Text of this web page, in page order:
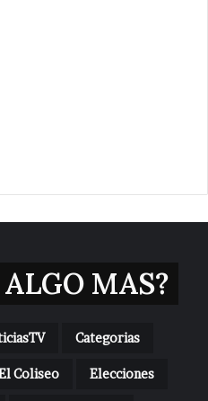
MAS?
Categorias
Coliseo Elecciones